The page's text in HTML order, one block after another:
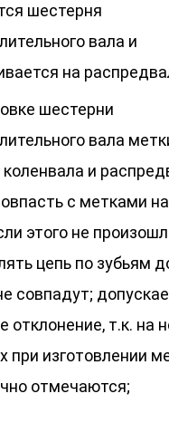
шестерня
вала и
на
шестерни
вала
и
с метками на
этого не
цепь по зубьям
совпадут;
отклонение, т.к. на
при изготовлении
отмечаются;